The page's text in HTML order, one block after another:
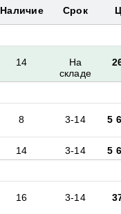
Наличие Срок
14
На
складе
8 3-14 5
14 3-14 5
16 3-14